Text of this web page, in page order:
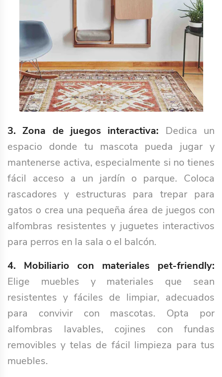
3. Zona de juegos interactiva: Dedica un
espacio donde tu mascota pueda jugar y
mantenerse activa, especialmente si no tienes
fácil acceso a un jardín o parque. Coloca
rascadores y estructuras para trepar para
gatos o crea una pequeña área de juegos con
alfombras resistentes y juguetes interactivos
para perros en la sala o el balcón.
4. Mobiliario con materiales pet-friendly:
Elige muebles y materiales que sean
resistentes y fáciles de limpiar, adecuados
para convivir con mascotas. Opta por
alfombras lavables, cojines con fundas
removibles y telas de fácil limpieza para tus
muebles.